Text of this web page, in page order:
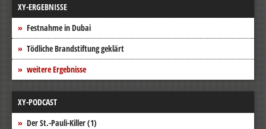
XY-ERGEBNISSE
Festnahme in Dubai
Tödliche Brandstiftung geklärt
weitere Ergebnisse
XY-PODCAST
Der St.-Pauli-Killer (1)